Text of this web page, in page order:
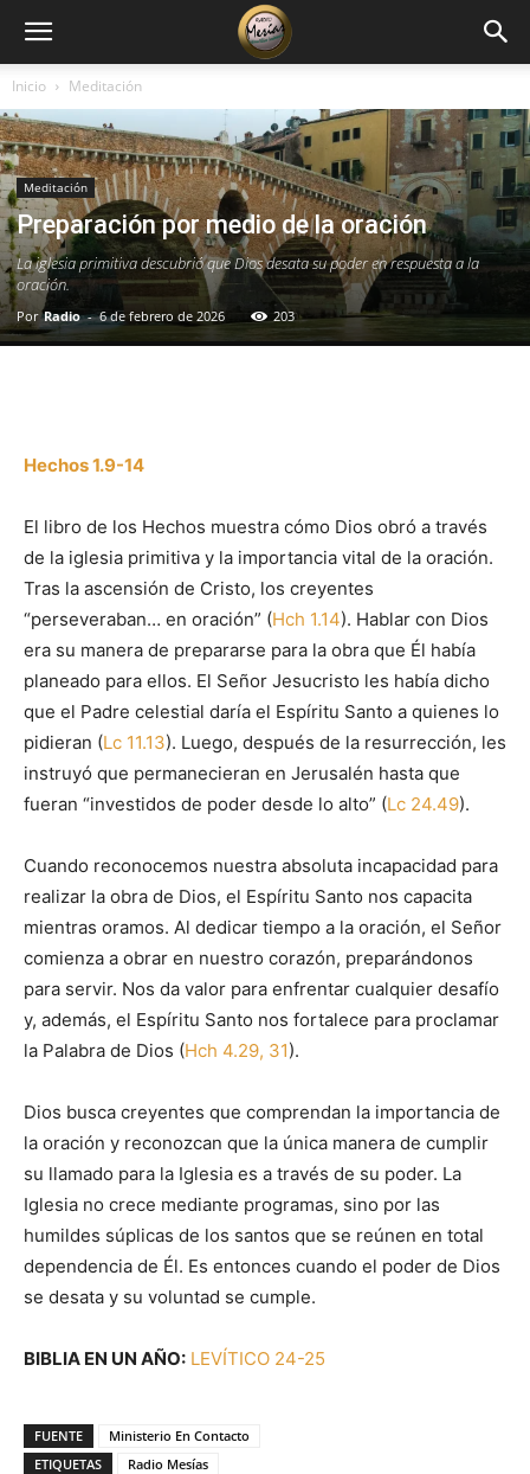
Inicio Meditación
Meditación
Preparación por medio de la oración
La iglesia primitiva descubrió que Dios desata su poder en respuesta a la
oración.
Por Radio - 6 de febrero de 2026 203
Hechos 1.9-14
El libro de los Hechos muestra cómo Dios obró a través
de la iglesia primitiva y la importancia vital de la oración.
Tras la ascensión de Cristo, los creyentes
“perseveraban… en oración” (Hch 1.14). Hablar con Dios
era su manera de prepararse para la obra que Él había
planeado para ellos. El Señor Jesucristo les había dicho
que el Padre celestial daría el Espíritu Santo a quienes lo
pidieran (Lc 11.13). Luego, después de la resurrección, les
instruyó que permanecieran en Jerusalén hasta que
fueran “investidos de poder desde lo alto” (Lc 24.49).
Cuando reconocemos nuestra absoluta incapacidad para
realizar la obra de Dios, el Espíritu Santo nos capacita
mientras oramos. Al dedicar tiempo a la oración, el Señor
comienza a obrar en nuestro corazón, preparándonos
para servir. Nos da valor para enfrentar cualquier desafío
y, además, el Espíritu Santo nos fortalece para proclamar
la Palabra de Dios (Hch 4.29, 31).
Dios busca creyentes que comprendan la importancia de
la oración y reconozcan que la única manera de cumplir
su llamado para la Iglesia es a través de su poder. La
Iglesia no crece mediante programas, sino por las
humildes súplicas de los santos que se reúnen en total
dependencia de Él. Es entonces cuando el poder de Dios
se desata y su voluntad se cumple.
BIBLIA EN UN AÑO: LEVÍTICO 24-25
FUENTE
Ministerio En Contacto
ETIQUETAS
Radio Mesías